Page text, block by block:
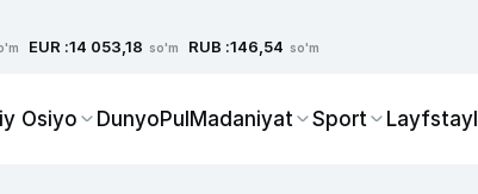
EUR :14 053,18 so'm RUB :146,54 so'm
Osiyo DunyoPulMadaniyat Sport Layfstayl